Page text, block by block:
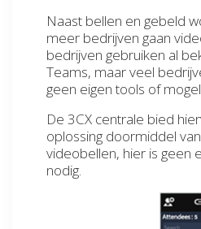
Naast bellen en gebeld
meer bedrijven gaan
bedrijven gebruiken al
Teams, maar veel
geen eigen tools of
De 3CX centrale bied
oplossing doormiddel
videobellen, hier is geen
nodig.